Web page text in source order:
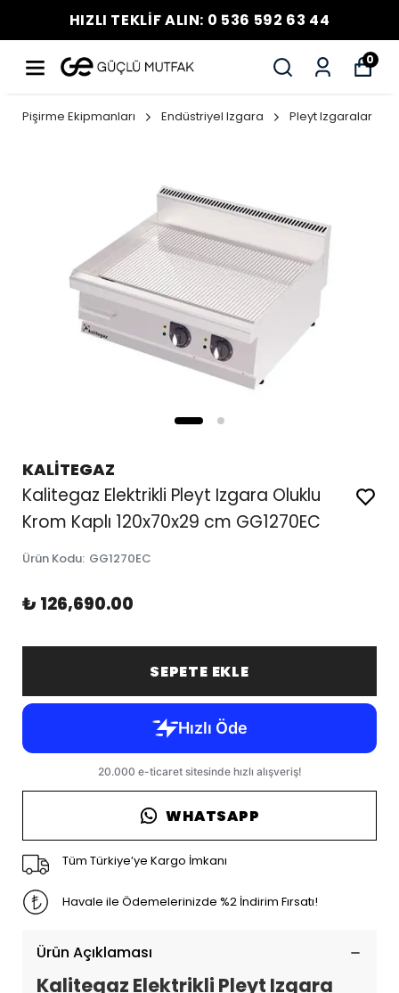
HIZLI TEKLİF ALIN: 0 536 592 63 44
0
Pişirme Ekipmanları Endüstriyel Izgara Pleyt Izgaralar
KALİTEGAZ
Kalitegaz Elektrikli Pleyt Izgara Oluklu
Krom Kaplı 120x70x29 cm GG1270EC
Ürün Kodu: GG1270EC
₺ 126,690.00
SEPETE EKLE
WHATSAPP
Tüm Türkiye’ye Kargo İmkanı
Havale ile Ödemelerinizde %2 İndirim Fırsatı!
Ürün Açıklaması
Kalitegaz Elektrikli Pleyt Izgara